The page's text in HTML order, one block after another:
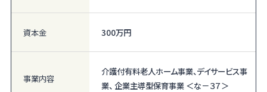
資本金 300万円
事業内容
介護付有料老人ホーム事業、デイサービス事
業、 企業主導型保育事業 ＜な－３７＞